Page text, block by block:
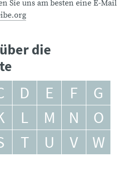
Sie uns am besten eine E-Mail
die
D E F
G
L M N
O
T U V
W